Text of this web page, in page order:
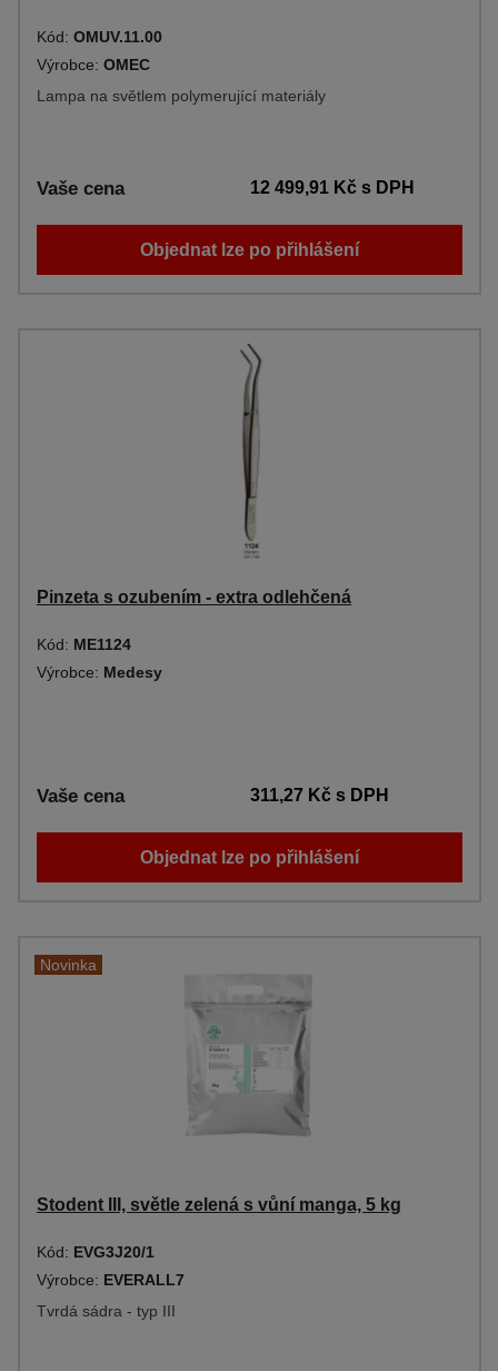
Kód: OMUV.11.00
Výrobce: OMEC
Lampa na světlem polymerující materiály
Vaše cena 12 499,91 Kčs DPH
Objednat lze po přihlášení
Pinzeta s ozubením - extra odlehčená
Kód: ME1124
Výrobce: Medesy
Vaše cena 311,27 Kčs DPH
Objednat lze po přihlášení
Novinka
Stodent III, světle zelená s vůní manga, 5 kg
Kód: EVG3J20/1
Výrobce: EVERALL7
Tvrdá sádra - typ III